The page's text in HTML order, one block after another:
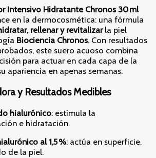
Intensivo Hidratante Chronos 30 ml
en la dermocosmética: una fórmula
rellenar y revitalizarla piel
Biociencia Chronos. Con resultados
este suero acuoso combina
para actuar en cada capa de la
apariencia en apenas semanas.
y Resultados Medibles
hialurónico: estimula la
e hidratación.
al 1,5 %: actúa en superficie,
de la piel.